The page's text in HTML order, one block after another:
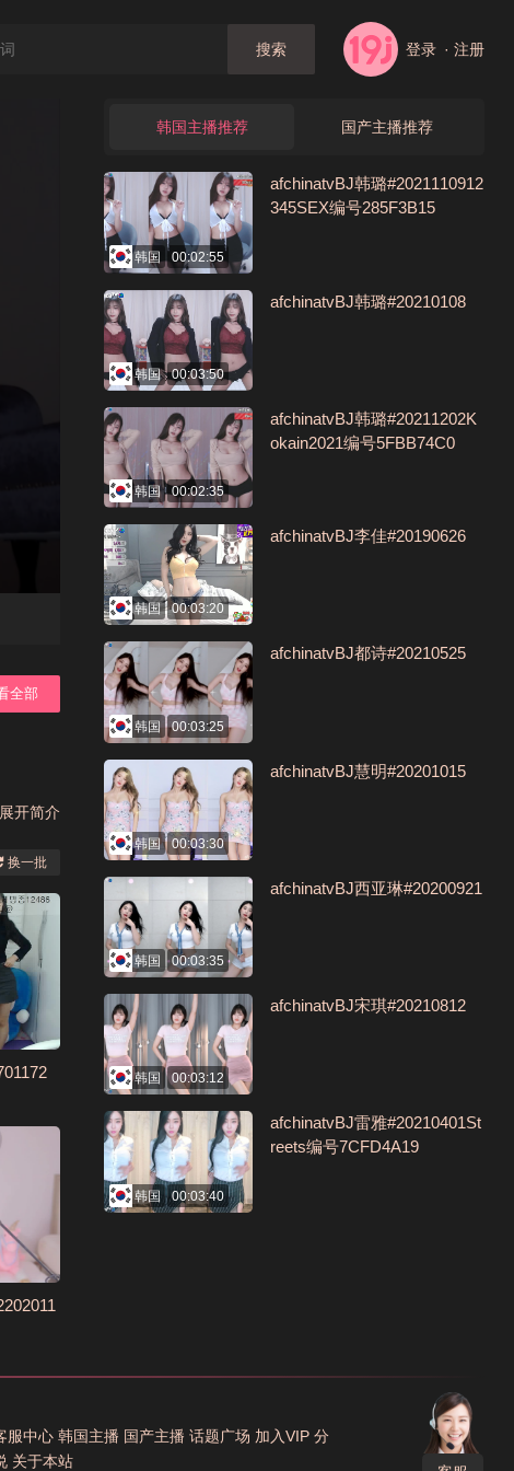
搜索 登录 · 注册
全部
展开简介
换一批
韩国主播推荐 国产主播推荐
韩国 00:02:55
afchinatvBJ韩璐#2021110912
345SEX编号285F3B15
韩国 00:03:50
afchinatvBJ韩璐#20210108
韩国 00:02:35
afchinatvBJ韩璐#20211202K
okain2021编号5FBB74C0
韩国 00:03:20
afchinatvBJ李佳#20190626
韩国 00:03:25
afchinatvBJ都诗#20210525
韩国 00:03:30
afchinatvBJ慧明#20201015
韩国 00:03:35
afchinatvBJ西亚琳#20200921
韩国 00:03:12
afchinatvBJ宋琪#20210812
韩国 00:03:40
afchinatvBJ雷雅#20210401St
reets编号7CFD4A19
服中心 韩国主播 国产主播 话题广场 加入VIP 分
关于本站